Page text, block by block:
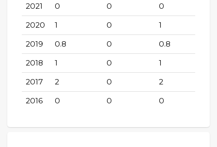
2021 0 0 0
2020 1 0 1
2019 0.8 0 0.8
2018 1 0 1
2017 2 0 2
2016 0 0 0